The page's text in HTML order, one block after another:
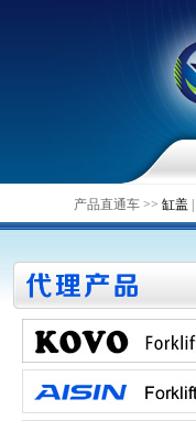
产品直通车 >> 缸盖